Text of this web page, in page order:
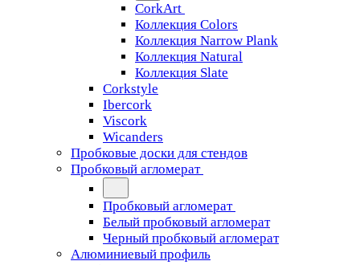
CorkArt
Коллекция Colors
Коллекция Narrow Plank
Коллекция Natural
Коллекция Slate
Corkstyle
Ibercork
Viscork
Wicanders
Пробковые доски для стендов
Пробковый агломерат
Пробковый агломерат
Белый пробковый агломерат
Черный пробковый агломерат
Алюминиевый профиль